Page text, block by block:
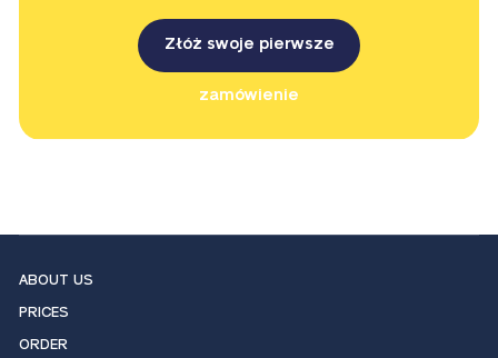
Złóż swoje pierwsze
zamówienie
ABOUT US
PRICES
ORDER